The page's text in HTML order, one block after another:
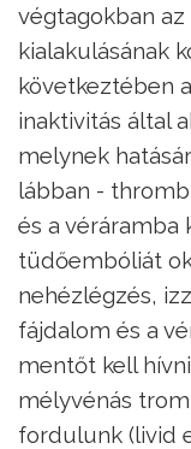
végtagokban
kialakulásának
következtében
inaktivitás által
melynek
lábban -
és a véráramba
tüdőembóliát
nehézlégzés,
fájdalom és a
mentőt kell
mélyvénás
fordulunk (livid